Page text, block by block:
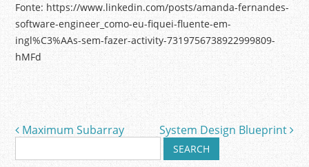
Fonte: https://www.linkedin.com/posts/amanda-fernandes-
software-engineer_como-eu-fiquei-fluente-em-
ingl%C3%AAs-sem-fazer-activity-7319756738922999809-
hMFd
Post navigation
Maximum Subarray System Design Blueprint
e